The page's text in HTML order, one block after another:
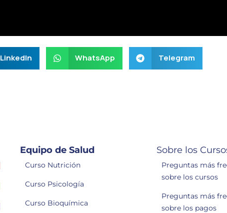
LinkedIn WhatsApp Telegram
Equipo de Salud
Curso Nutrición
Curso Psicología
Curso Bioquímica
Sobre los
Preguntas más
sobre los cursos
Preguntas más
sobre los pagos